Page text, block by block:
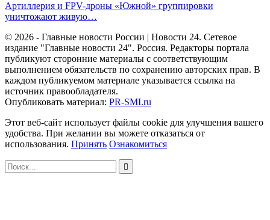
Артиллерия и FPV-дроны «Южной» группировки
уничтожают живую…
© 2026 - Главные новости России | Новости 24. Сетевое
издание "Главные новости 24". Россия. Редакторы портала
публикуют сторонние материалы с соответствующим
выполнением обязательств по сохранению авторских прав. В
каждом публикуемом материале указывается ссылка на
источник правообладателя.
Опубликовать материал: PR-SMI.ru
Этот веб-сайт использует файлы cookie для улучшения вашего
удобства. При желании вы можете отказаться от
использования. Принять Ознакомиться